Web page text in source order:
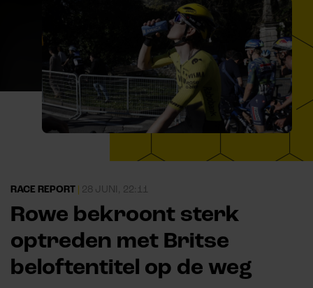
RACE REPORT 28 JUNI, 22:11
Rowe bekroont sterk
optreden met Britse
beloftentitel op de weg